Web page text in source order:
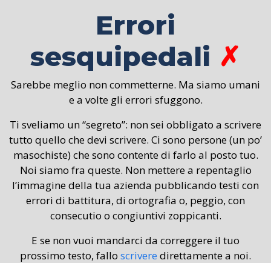
Errori
sesquipedali ✗
Sarebbe meglio non commetterne. Ma siamo umani
e a volte gli errori sfuggono.
Ti sveliamo un “segreto”: non sei obbligato a scrivere
tutto quello che devi scrivere. Ci sono persone (un po’
masochiste) che sono contente di farlo al posto tuo.
Noi siamo fra queste. Non mettere a repentaglio
l’immagine della tua azienda pubblicando testi con
errori di battitura, di ortografia o, peggio, con
consecutio o congiuntivi zoppicanti.
E se non vuoi mandarci da correggere il tuo
prossimo testo, fallo scrivere direttamente a noi.